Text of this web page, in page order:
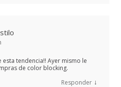
tendencia!! Ayer mismo le
de color blocking.
Responder ↓